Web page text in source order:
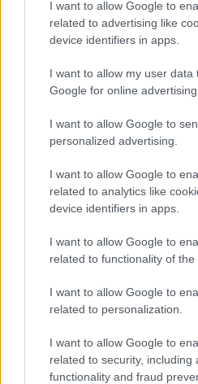
I want to allow Google to
related to advertising like
device identifiers in apps.
I want to allow my user data
Google for online
I want to allow Google to
personalized advertising.
I want to allow Google to
related to analytics like
device identifiers in apps.
I want to allow Google to
related to functionality of the
I want to allow Google to
related to personalization.
I want to allow Google to
related to security, including
functionality and fraud
Sterling Point – L’isola dei
Cristian Castiglioni · 7 Ago 2026
TEEN NEWS